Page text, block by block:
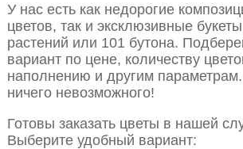
У нас есть как недорогие
цветов, так и эксклюзивные
растений или 101 бутона.
вариант по цене, количеству
наполнению и другим
ничего невозможного!
Готовы заказать цветы в нашей
Выберите удобный вариант: